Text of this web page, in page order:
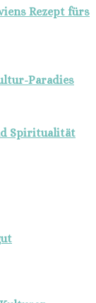
Rezept fürs
Paradies
Spiritualität